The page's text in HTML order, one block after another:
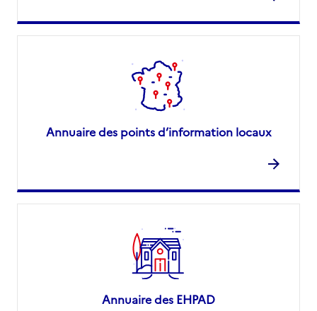
Annuaire des points d’information locaux
Annuaire des EHPAD